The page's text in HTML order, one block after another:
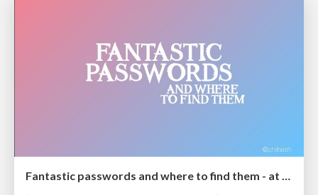
Fantastic passwords and where to find them - at NoRuKo